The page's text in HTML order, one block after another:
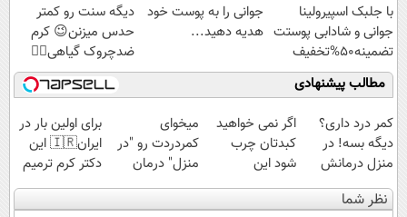
با جلبک اسپیرولینا
جوانی و شادابی پوستت
تضمینه50%تخفیف
جوانی را به پوست خود
هدیه دهید...
دیگه سنت رو کمتر
حدس میزنن😉 کرم
ضدچروک گیاهی👈🏻
45%تخفیف
مطالب پیشنهادی
کمر درد داری؟
دیگه بسه! در
منزل درمانش
کن
(◀پرسش‌نامه)
اگر نمی خواهید
کبدتان چرب
شود این
نوشیدنی خوش
طعم را بنوشید
میخوای
کمردردت رو "در
منزل" درمان
کنی؟ (◂فیلم +
◂پرسش‌نامه)
برای اولین بار در
ایران🇮🇷 این
دکتر کرم ترمیم
کننده 23 روزه
ساخت!
نظر شما